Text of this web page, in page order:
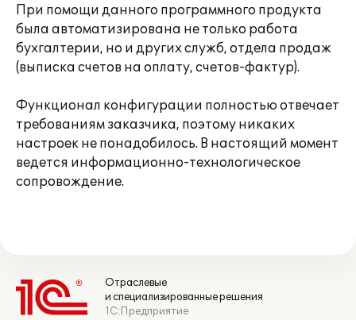
При помощи данного программного продукта
была автоматизирована не только работа
бухгалтерии, но и других служб, отдела продаж
(выписка счетов на оплату, счетов-фактур).
Функционал конфигурации полностью отвечает
требованиям заказчика, поэтому никаких
настроек не понадобилось. В настоящий момент
ведется информационно-технологическое
сопровождение.
Отраслевые
и специализированные решения
1С:Предприятие